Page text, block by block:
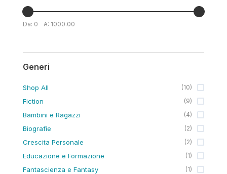
Da: 0 A: 1000.00
Generi
Shop All (10)
Fiction (9)
Bambini e Ragazzi (4)
Biografie (2)
Crescita Personale (2)
Educazione e Formazione (1)
Fantascienza e Fantasy (1)